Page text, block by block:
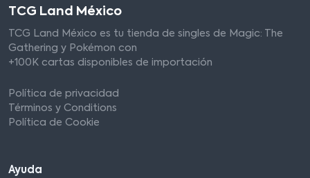
TCG Land México
TCG Land México es tu tienda de singles de Magic: The
Gathering y Pokémon con
+100K cartas disponibles de importación
Política de privacidad
Términos y Conditions
Política de Cookie
Ayuda